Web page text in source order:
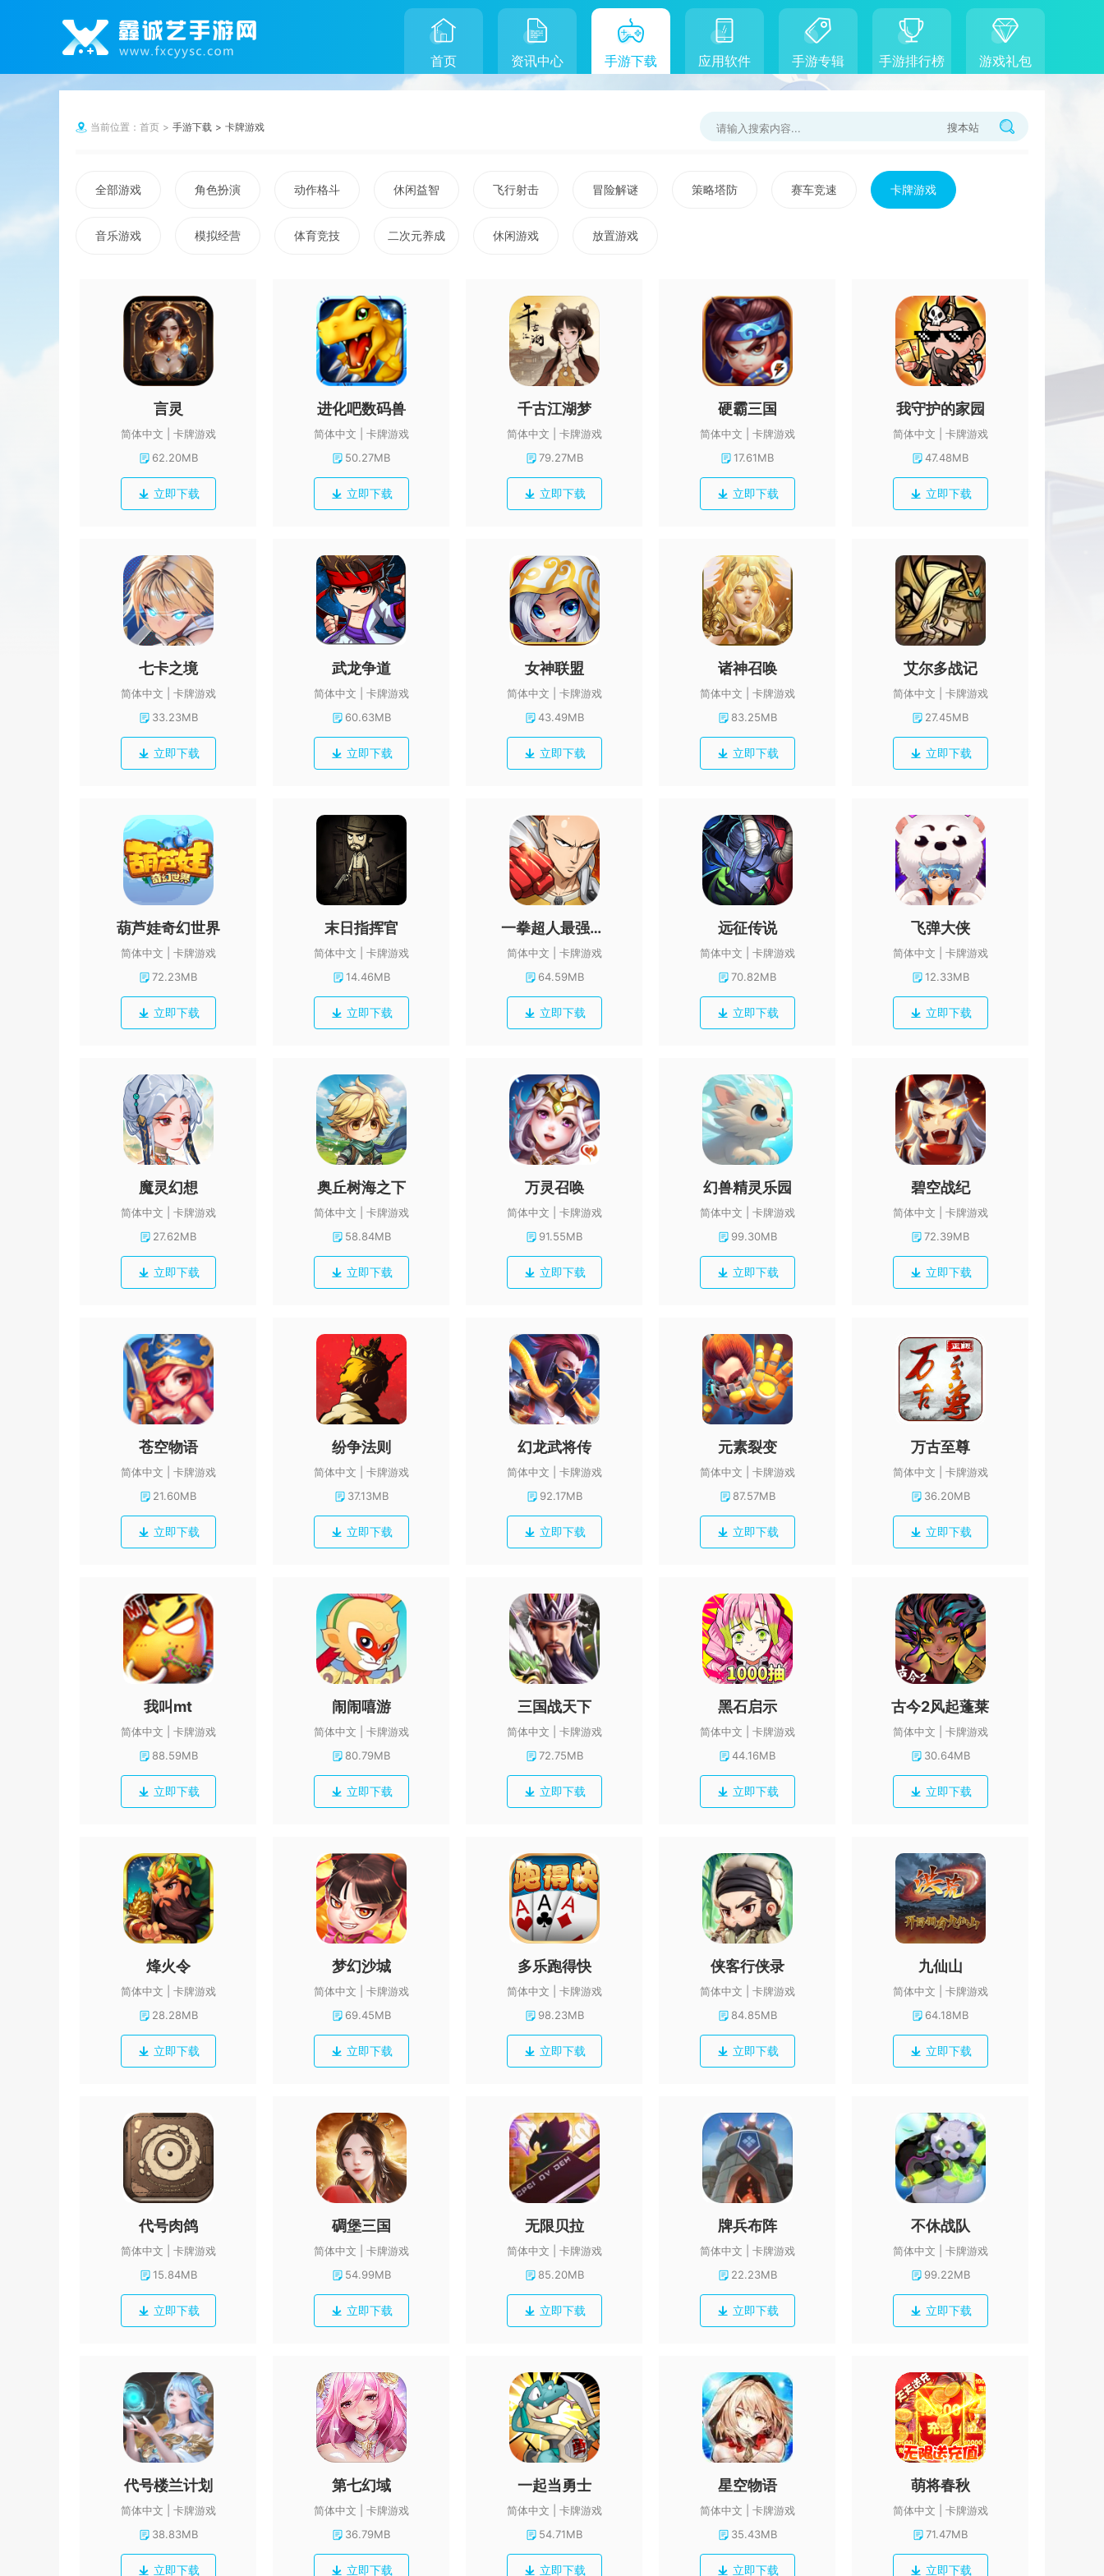
首页 资讯中心 手游下载 应用软件 手游专辑 手游排行榜 游戏礼包
当前位置： 首页 手游下载 卡牌游戏 搜本站
全部游戏 角色扮演 动作格斗 休闲益智 飞行射击 冒险解谜 策略塔防 赛车竞速 卡牌游戏
音乐游戏 模拟经营 体育竞技 二次元养成 休闲游戏 放置游戏
言灵
简体中文
卡牌游戏
62.20MB
立即下载
进化吧数码兽
简体中文
卡牌游戏
50.27MB
立即下载
千古江湖梦
简体中文
卡牌游戏
79.27MB
立即下载
硬霸三国
简体中文
卡牌游戏
17.61MB
立即下载
我守护的家园
简体中文
卡牌游戏
47.48MB
立即下载
七卡之境
简体中文
卡牌游戏
33.23MB
立即下载
武龙争道
简体中文
卡牌游戏
60.63MB
立即下载
女神联盟
简体中文
卡牌游戏
43.49MB
立即下载
诸神召唤
简体中文
卡牌游戏
83.25MB
立即下载
艾尔多战记
简体中文
卡牌游戏
27.45MB
立即下载
葫芦娃奇幻世界
简体中文
卡牌游戏
72.23MB
立即下载
末日指挥官
简体中文
卡牌游戏
14.46MB
立即下载
一拳超人最强之男
简体中文
卡牌游戏
64.59MB
立即下载
远征传说
简体中文
卡牌游戏
70.82MB
立即下载
飞弹大侠
简体中文
卡牌游戏
12.33MB
立即下载
魔灵幻想
简体中文
卡牌游戏
27.62MB
立即下载
奥丘树海之下
简体中文
卡牌游戏
58.84MB
立即下载
万灵召唤
简体中文
卡牌游戏
91.55MB
立即下载
幻兽精灵乐园
简体中文
卡牌游戏
99.30MB
立即下载
碧空战纪
简体中文
卡牌游戏
72.39MB
立即下载
苍空物语
简体中文
卡牌游戏
21.60MB
立即下载
纷争法则
简体中文
卡牌游戏
37.13MB
立即下载
幻龙武将传
简体中文
卡牌游戏
92.17MB
立即下载
元素裂变
简体中文
卡牌游戏
87.57MB
立即下载
万古至尊
简体中文
卡牌游戏
36.20MB
立即下载
我叫mt
简体中文
卡牌游戏
88.59MB
立即下载
闹闹嘻游
简体中文
卡牌游戏
80.79MB
立即下载
三国战天下
简体中文
卡牌游戏
72.75MB
立即下载
黑石启示
简体中文
卡牌游戏
44.16MB
立即下载
古今2风起蓬莱
简体中文
卡牌游戏
30.64MB
立即下载
烽火令
简体中文
卡牌游戏
28.28MB
立即下载
梦幻沙城
简体中文
卡牌游戏
69.45MB
立即下载
多乐跑得快
简体中文
卡牌游戏
98.23MB
立即下载
侠客行侠录
简体中文
卡牌游戏
84.85MB
立即下载
九仙山
简体中文
卡牌游戏
64.18MB
立即下载
代号肉鸽
简体中文
卡牌游戏
15.84MB
立即下载
碉堡三国
简体中文
卡牌游戏
54.99MB
立即下载
无限贝拉
简体中文
卡牌游戏
85.20MB
立即下载
牌兵布阵
简体中文
卡牌游戏
22.23MB
立即下载
不休战队
简体中文
卡牌游戏
99.22MB
立即下载
代号楼兰计划
简体中文
卡牌游戏
38.83MB
立即下载
第七幻域
简体中文
卡牌游戏
36.79MB
立即下载
一起当勇士
简体中文
卡牌游戏
54.71MB
立即下载
星空物语
简体中文
卡牌游戏
35.43MB
立即下载
萌将春秋
简体中文
卡牌游戏
71.47MB
立即下载